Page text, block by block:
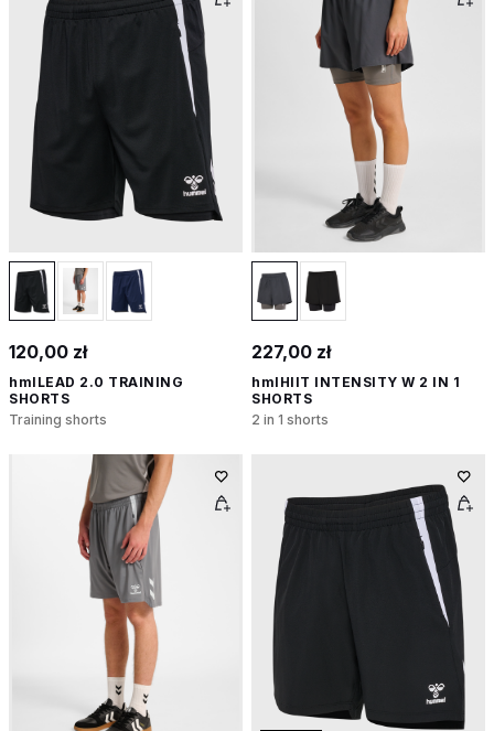
120,00 zł
hmlLEAD 2.0 TRAINING
SHORTS
Training shorts
227,00 zł
hmlHIIT INTENSITY W 2 IN 1
SHORTS
2 in 1 shorts